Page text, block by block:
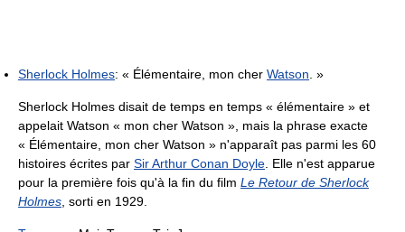
Sherlock Holmes: « Élémentaire, mon cher Watson. »
Sherlock Holmes disait de temps en temps « élémentaire » et
appelait Watson « mon cher Watson », mais la phrase exacte
« Élémentaire, mon cher Watson » n'apparaît pas parmi les 60
histoires écrites par Sir Arthur Conan Doyle. Elle n'est apparue
pour la première fois qu'à la fin du film Le Retour de Sherlock
Holmes, sorti en 1929.